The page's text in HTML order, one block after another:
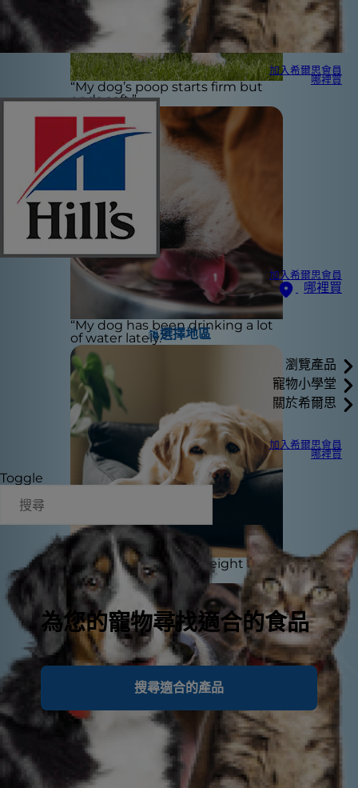
加入希爾思會員
哪裡買
加入希爾思會員
哪裡買
選擇地區
瀏覽產品
寵物小學堂
關於希爾思
加入希爾思會員
哪裡買
Toggle
為您的寵物尋找適合的食品
搜尋適合的產品
“My dog’s poop starts firm but
ends soft.”
“My dog has been drinking a lot
of water lately.”
“My dog has put on weight and
seems less active.”